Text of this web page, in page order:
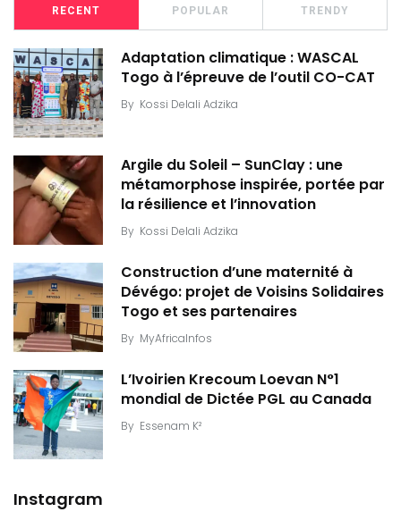
RECENT POPULAR TRENDY
Adaptation climatique : WASCAL
Togo à l’épreuve de l’outil CO-CAT
By Kossi Delali Adzika
Argile du Soleil – SunClay : une
métamorphose inspirée, portée par
la résilience et l’innovation
By Kossi Delali Adzika
Construction d’une maternité à
Dévégo: projet de Voisins Solidaires
Togo et ses partenaires
By MyAfricaInfos
L’Ivoirien Krecoum Loevan N°1
mondial de Dictée PGL au Canada
By Essenam K²
Instagram